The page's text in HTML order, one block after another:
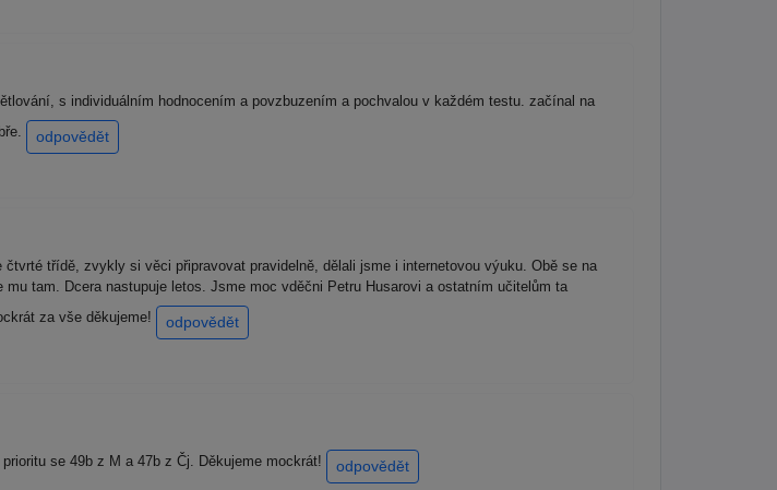
s individuálním hodnocením a povzbuzením a pochvalou v každém testu. začínal na
odpovědět
třídě, zvykly si věci připravovat pravidelně, dělali jsme i internetovou výuku. Obě se na
tam. Dcera nastupuje letos. Jsme moc vděčni Petru Husarovi a ostatním učitelům ta
za vše děkujeme!
odpovědět
se 49b z M a 47b z Čj. Děkujeme mockrát! odpovědět